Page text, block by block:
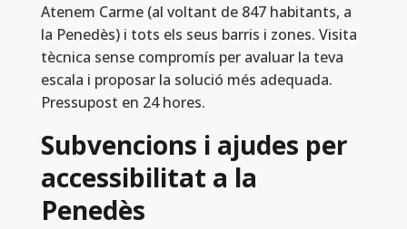
Atenem Carme (al voltant de 847 habitants, a
la Penedès) i tots els seus barris i zones. Visita
tècnica sense compromís per avaluar la teva
escala i proposar la solució més adequada.
Pressupost en 24 hores.
Subvencions i ajudes per
accessibilitat a la
Penedès